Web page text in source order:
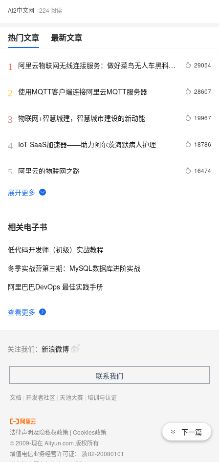
AI2中文网 224
热门文章 最新文章
1
阿里云物联网无线连接服务：做好菜鸟无人车黑科技
29054
2 使用MQTT客户端连接阿里云MQTT服务器 28607
3 物联网+智慧城建，智慧城市建设的新动能 19967
4 IoT SaaS加速器——助力阿尔茨海默病人护理 18786
5 阿里云的物联网之路 16474
6
阿里云联合思普瑞上线平安社区服务平台 提供物联
7 PostgreSQL "物联网"应用 - 1 实时流式数据处理案
8 阿里云新推出 HiTSDB + IoT套件 物联网设备上云步
相关电子书
查看更多
低代码开发师（初级）实战教程
冬季实战营第三期：MySQL数据库进阶实战
阿里巴巴DevOps 最佳实践手册
下一篇
关注我们： 新浪微博
联系我们
文档 | 开发者社区 | 天池大赛 | 培训与认证
法律声明及隐私权政策 | Cookies政策
© 2009-现在 Aliyun.com 版权所有
增值电信业务经营许可证： 浙B2-20080101